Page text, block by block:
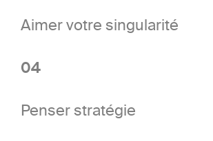
Aimer votre singularité
04
Penser stratégie